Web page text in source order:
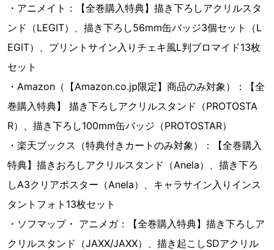
・アニメイト：【全巻購入特典】描き下ろしアクリルスタ
ンド（LEGIT）、描き下ろし56mm缶バッジ3個セット（L
EGIT）、プリントサイン入りチェキ風L判ブロマイド13枚
セット
・Amazon（【Amazon.co.jp限定】商品のみ対象）：【全
巻購入特典】 描き下ろしアクリルスタンド（PROTOSTA
R）、描き下ろし100mm缶バッジ（PROTOSTAR）
・楽天ブックス（特典付きカートのみ対象）：【全巻購入
特典】描きおろしアクリルスタンド（Anela）、描き下ろ
しA3クリアポスター（Anela）、キャラサイン入りインス
タントフォト13枚セット
・ソフマップ・ アニメガ：【全巻購入特典】描き下ろしア
クリルスタンド（JAXX/JAXX）、描き起こしSDアクリル